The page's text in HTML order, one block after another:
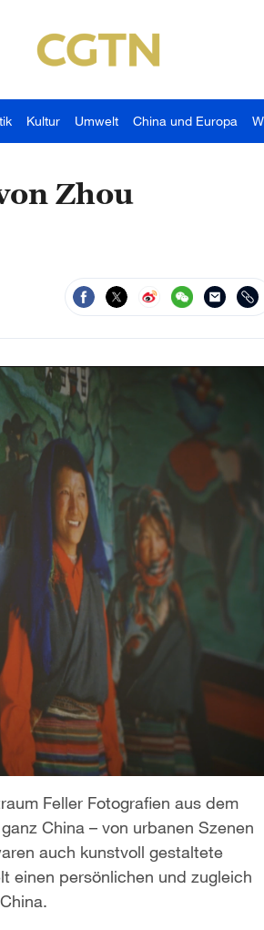
Kultur Umwelt China und Europa
Zhou
Feller Fotografien aus dem
China – von urbanen Szenen
auch kunstvoll gestaltete
einen persönlichen und zugleich